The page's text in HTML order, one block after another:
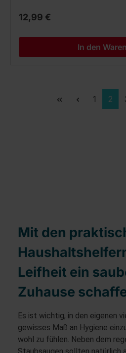
12,99 €
In den
Seite
1 Seite
2
Mit den
Leifheit ein
Zuhause
Es ist wichtig, in den eigenen
gewisses Maß an Hygiene
wohl zu fühlen. Neben dem